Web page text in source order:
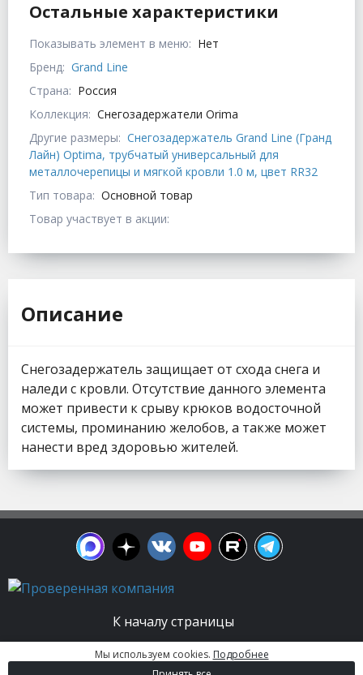
Остальные характеристики
Показывать элемент в меню: Нет
Бренд: Grand Line
Страна: Россия
Коллекция: Снегозадержатели Orima
Другие размеры: Снегозадержатель Grand Line (Гранд
Лайн) Optima, трубчатый универсальный для
металлочерепицы и мягкой кровли 1.0 м, цвет RR32
Тип товара: Основной товар
Товар участвует в акции:
Описание
Снегозадержатель защищает от схода снега и
наледи с кровли. Отсутствие данного элемента
может привести к срыву крюков водосточной
системы, проминанию желобов, а также может
нанести вред здоровью жителей.
К началу страницы
© 2003 - 2026. Апельсин group | Группа
Мы используем cookies. Подробнее